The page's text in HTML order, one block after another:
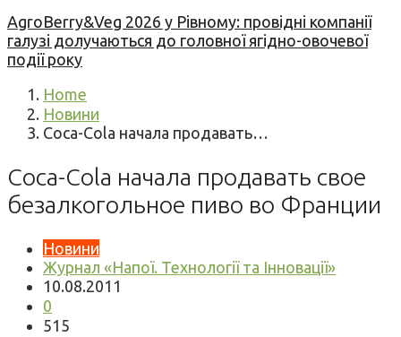
AgroBerry&Veg 2026 у Рівному: провідні компанії
галузі долучаються до головної ягідно-овочевої
події року
Home
Новини
Coca-Cola начала продавать…
Coca-Cola начала продавать свое
безалкогольное пиво во Франции
Новини
Журнал «Напої. Технології та Інновації»
10.08.2011
0
515